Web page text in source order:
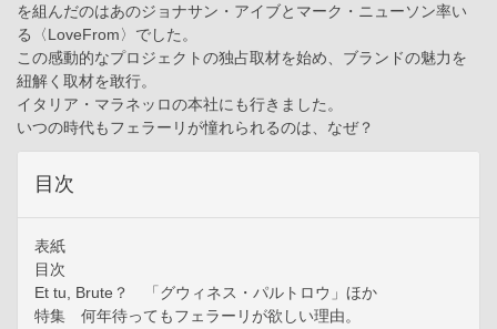
を組んだのはあのジョナサン・アイブとマーク・ニューソン率い
る〈LoveFrom〉でした。
この感動的なプロジェクトの独占取材を始め、ブランドの魅力を
紐解く取材を敢行。
イタリア・マラネッロの本社にも行きました。
いつの時代もフェラーリが憧れられるのは、なぜ？
目次
表紙
目次
Et tu, Brute？ 「グウィネス・パルトロウ」ほか
特集 何年待ってもフェラーリが欲しい理由。